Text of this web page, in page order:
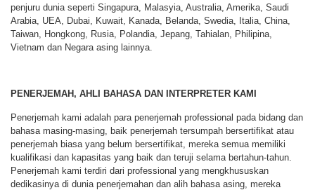
penjuru dunia seperti Singapura, Malasyia, Australia, Amerika, Saudi
Arabia, UEA, Dubai, Kuwait, Kanada, Belanda, Swedia, Italia, China,
Taiwan, Hongkong, Rusia, Polandia, Jepang, Tahialan, Philipina,
Vietnam dan Negara asing lainnya.
PENERJEMAH, AHLI BAHASA DAN INTERPRETER KAMI
Penerjemah kami adalah para penerjemah professional pada bidang dan
bahasa masing-masing, baik penerjemah tersumpah bersertifikat atau
penerjemah biasa yang belum bersertifikat, mereka semua memiliki
kualifikasi dan kapasitas yang baik dan teruji selama bertahun-tahun.
Penerjemah kami terdiri dari professional yang mengkhususkan
dedikasinya di dunia penerjemahan dan alih bahasa asing, mereka